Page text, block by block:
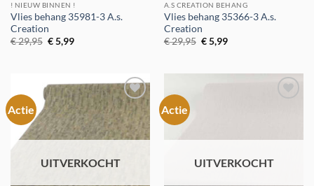
! NIEUW BINNEN !
Vlies behang 35981-3 A.s.
Creation
€29,95 Oorspronkelijke
prijs
€5,99Huidige
A.S CREATION BEHANG
Vlies behang 35366-3 A.s.
Creation
€29,95 Oorspronkelijke
prijs
€5,99Huidige
Actie
Toevoegen
aan
verlanglijst
UITVERKOCHT
Actie
UITVERKOCHT